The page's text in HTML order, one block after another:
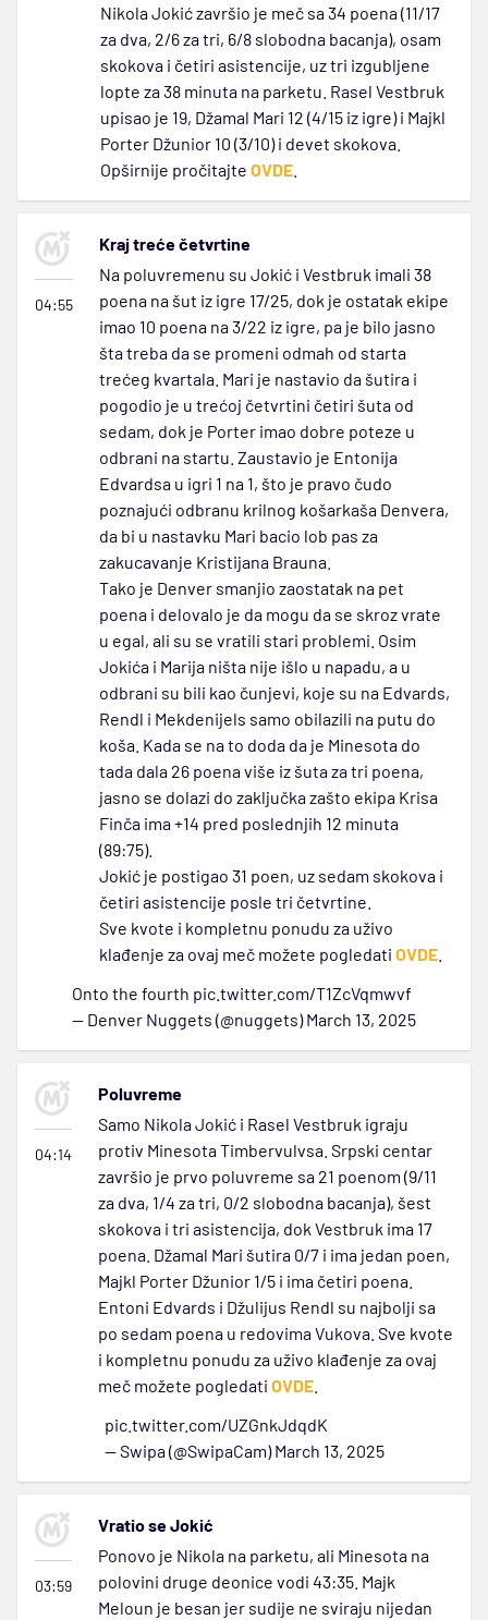
Nikola Jokić završio je meč sa 34 poena (11/17
za dva, 2/6 za tri, 6/8 slobodna bacanja), osam
skokova i četiri asistencije, uz tri izgubljene
lopte za 38 minuta na parketu. Rasel Vestbruk
upisao je 19, Džamal Mari 12 (4/15 iz igre) i Majkl
Porter Džunior 10 (3/10) i devet skokova.
Opširnije pročitajte OVDE
04:55
Kraj treće četvrtine
Na poluvremenu su Jokić i Vestbruk imali 38
poena na šut iz igre 17/25, dok je ostatak ekipe
imao 10 poena na 3/22 iz igre, pa je bilo jasno
šta treba da se promeni odmah od starta
trećeg kvartala. Mari je nastavio da šutira i
pogodio je u trećoj četvrtini četiri šuta od
sedam, dok je Porter imao dobre poteze u
odbrani na startu. Zaustavio je Entonija
Edvardsa u igri 1 na 1, što je pravo čudo
poznajući odbranu krilnog košarkaša Denvera,
da bi u nastavku Mari bacio lob pas za
zakucavanje Kristijana Brauna.
Tako je Denver smanjio zaostatak na pet
poena i delovalo je da mogu da se skroz vrate
u egal, ali su se vratili stari problemi. Osim
Jokića i Marija ništa nije išlo u napadu, a u
odbrani su bili kao čunjevi, koje su na Edvards,
Rendl i Mekdenijels samo obilazili na putu do
koša. Kada se na to doda da je Minesota do
tada dala 26 poena više iz šuta za tri poena,
jasno se dolazi do zaključka zašto ekipa Krisa
Finča ima +14 pred poslednjih 12 minuta
(89:75).
Jokić je postigao 31 poen, uz sedam skokova i
četiri asistencije posle tri četvrtine.
Sve kvote i kompletnu ponudu za uživo
klađenje za ovaj meč možete pogledati OVDE
Onto the fourth pic.twitter.com/T1ZcVqmwvf
— Denver Nuggets (@nuggets)March 13, 2025
04:14
Poluvreme
Samo Nikola Jokić i Rasel Vestbruk igraju
protiv Minesota Timbervulvsa. Srpski centar
završio je prvo poluvreme sa 21 poenom (9/11
za dva, 1/4 za tri, 0/2 slobodna bacanja), šest
skokova i tri asistencija, dok Vestbruk ima 17
poena. Džamal Mari šutira 0/7 i ima jedan poen,
Majkl Porter Džunior 1/5 i ima četiri poena.
Entoni Edvards i Džulijus Rendl su najbolji sa
po sedam poena u redovima Vukova. Sve kvote
i kompletnu ponudu za uživo klađenje za ovaj
meč možete pogledati OVDE
pic.twitter.com/UZGnkJdqdK
— Swipa (@SwipaCam)March 13, 2025
03:59
Vratio se Jokić
Ponovo je Nikola na parketu, ali Minesota na
polovini druge deonice vodi 43:35. Majk
Meloun je besan jer sudije ne sviraju nijedan